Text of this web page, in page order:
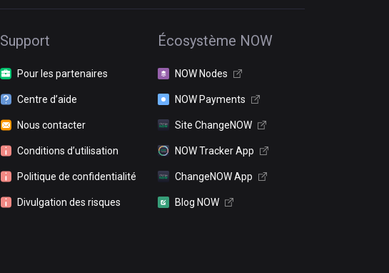
Support
Pour les partenaires
Centre d’aide
Nous contacter
Conditions d’utilisation
Politique de confidentialité
Divulgation des risques
Écosystème NOW
NOW Nodes
NOW Payments
Site ChangeNOW
NOW Tracker App
ChangeNOW App
Blog NOW